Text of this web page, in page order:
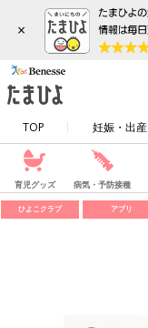
×
TOP 妊娠・出産
育児グッズ 病気・予防接種
ひよこクラブ アプリ